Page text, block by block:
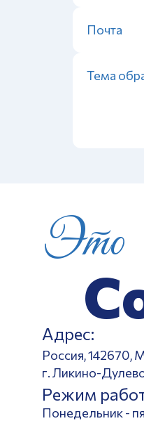
Это
Адрес:
Россия, 142670,
г. Ликино-
Режим
Понедельник -